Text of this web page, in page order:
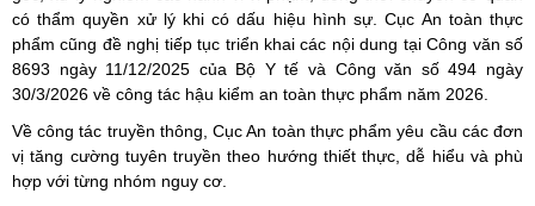
có thẩm quyền xử lý khi có dấu hiệu hình sự. Cục An toàn thực
phẩm cũng đề nghị tiếp tục triển khai các nội dung tại Công văn số
8693 ngày 11/12/2025 của Bộ Y tế và Công văn số 494 ngày
30/3/2026 về công tác hậu kiểm an toàn thực phẩm năm 2026.
Về công tác truyền thông, Cục An toàn thực phẩm yêu cầu các đơn
vị tăng cường tuyên truyền theo hướng thiết thực, dễ hiểu và phù
hợp với từng nhóm nguy cơ.